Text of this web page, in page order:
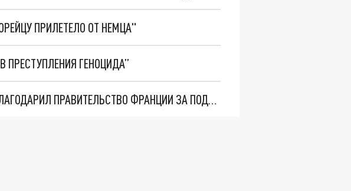
ПРИЛЕТЕЛО ОТ НЕМЦА"
ГЕНОЦИДА”
ГЛАВА МИНОБОРОНЫ АРМЕНИИ ПАПИКЯН ПОБЛАГОДАРИЛ ПРАВИТЕЛЬСТВО ФРАНЦИИ ЗА ПОДДЕРЖКУ